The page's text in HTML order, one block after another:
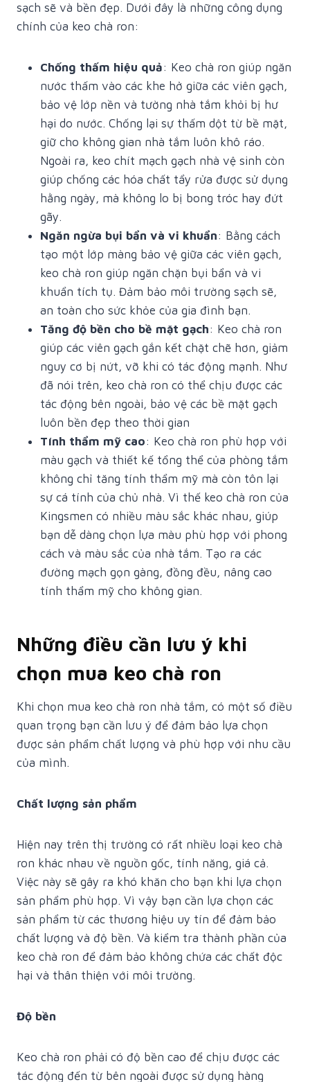
sạch sẽ và bền đẹp. Dưới đây là những công dụng
chính của keo chà ron:
Chống thấm hiệu quả: Keo chà ron giúp ngăn
nước thấm vào các khe hở giữa các viên gạch,
bảo vệ lớp nền và tường nhà tắm khỏi bị hư
hại do nước. Chống lại sự thấm dột từ bề mặt,
giữ cho không gian nhà tắm luôn khô ráo.
Ngoài ra, keo chít mạch gạch nhà vệ sinh còn
giúp chống các hóa chất tẩy rửa được sử dụng
hằng ngày, mà không lo bị bong tróc hay đứt
gãy.
Ngăn ngừa bụi bẩn và vi khuẩn: Bằng cách
tạo một lớp màng bảo vệ giữa các viên gạch,
keo chà ron giúp ngăn chặn bụi bẩn và vi
khuẩn tích tụ. Đảm bảo môi trường sạch sẽ,
an toàn cho sức khỏe của gia đình bạn.
Tăng độ bền cho bề mặt gạch: Keo chà ron
giúp các viên gạch gắn kết chặt chẽ hơn, giảm
nguy cơ bị nứt, vỡ khi có tác động mạnh. Như
đã nói trên, keo chà ron có thể chịu được các
tác động bên ngoài, bảo vệ các bề mặt gạch
luôn bền đẹp theo thời gian
Tính thẩm mỹ cao: Keo chà ron phù hợp với
màu gạch và thiết kế tổng thể của phòng tắm
không chỉ tăng tính thẩm mỹ mà còn tôn lại
sự cá tính của chủ nhà. Vì thế keo chà ron của
Kingsmen có nhiều màu sắc khác nhau, giúp
bạn dễ dàng chọn lựa màu phù hợp với phong
cách và màu sắc của nhà tắm. Tạo ra các
đường mạch gọn gàng, đồng đều, nâng cao
tính thẩm mỹ cho không gian.
Những điều cần lưu ý khi
chọn mua keo chà ron
Khi chọn mua keo chà ron nhà tắm, có một số điều
quan trọng bạn cần lưu ý để đảm bảo lựa chọn
được sản phẩm chất lượng và phù hợp với nhu cầu
của mình.
Chất lượng sản phẩm
Hiện nay trên thị trường có rất nhiều loại keo chà
ron khác nhau về nguồn gốc, tính năng, giá cả.
Việc này sẽ gây ra khó khăn cho bạn khi lựa chọn
sản phẩm phù hợp. Vì vậy bạn cần lựa chọn các
sản phẩm từ các thương hiệu uy tín để đảm bảo
chất lượng và độ bền. Và kiểm tra thành phần của
keo chà ron để đảm bảo không chứa các chất độc
hại và thân thiện với môi trường.
Độ bền
Keo chà ron phải có độ bền cao để chịu được các
tác động đến từ bên ngoài được sử dụng hàng